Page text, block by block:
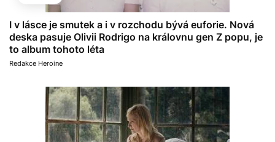
I v lásce je smutek a i v rozchodu bývá euforie. Nová
deska pasuje Olivii Rodrigo na královnu gen Z popu, je
to album tohoto léta
Redakce Heroine